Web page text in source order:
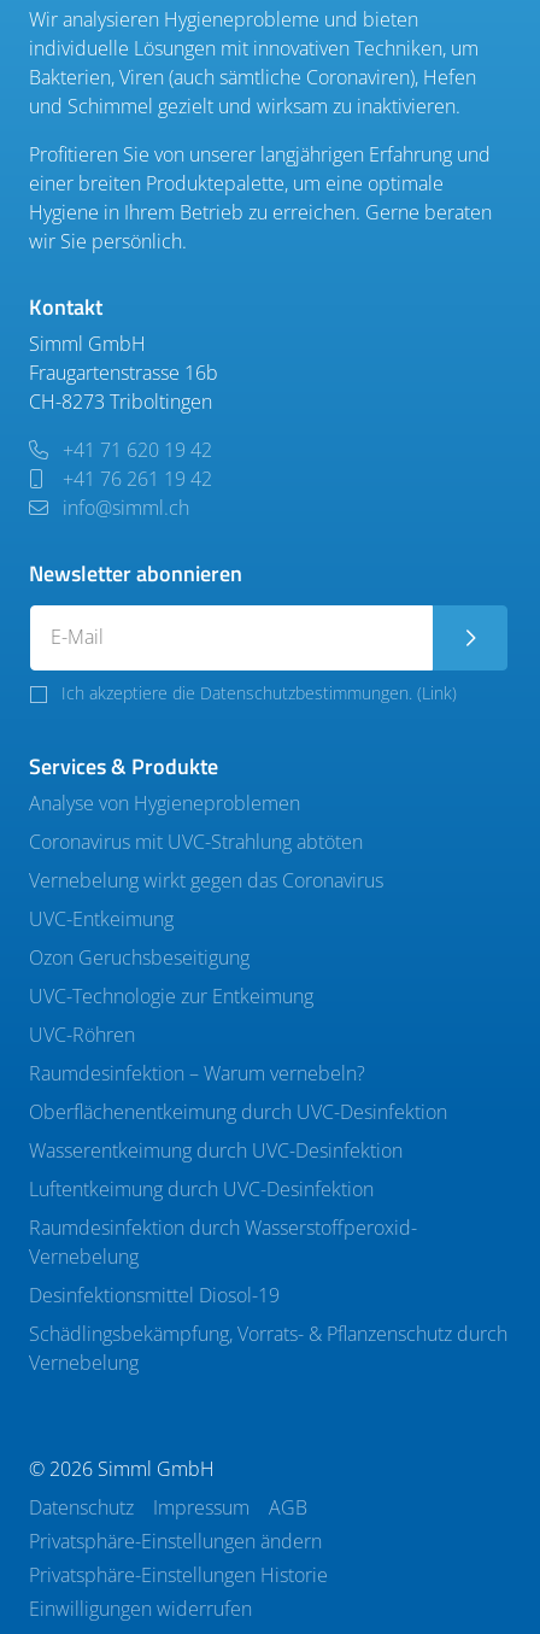
Wir analysieren Hygieneprobleme und bieten
individuelle Lösungen mit innovativen Techniken, um
Bakterien, Viren (auch sämtliche Coronaviren), Hefen
und Schimmel gezielt und wirksam zu inaktivieren.
Profitieren Sie von unserer langjährigen Erfahrung und
einer breiten Produktepalette, um eine optimale
Hygiene in Ihrem Betrieb zu erreichen. Gerne beraten
wir Sie persönlich.
Kontakt
Simml GmbH
Fraugartenstrasse 16b
CH-8273 Triboltingen
+41 71 620 19 42
+41 76 261 19 42
info@simml.ch
Newsletter abonnieren
Ich akzeptiere die Datenschutzbestimmungen. (Link)
Services & Produkte
Analyse von Hygieneproblemen
Coronavirus mit UVC-Strahlung abtöten
Vernebelung wirkt gegen das Coronavirus
UVC-Entkeimung
Ozon Geruchsbeseitigung
UVC-Technologie zur Entkeimung
UVC-Röhren
Raumdesinfektion – Warum vernebeln?
Oberflächenentkeimung durch UVC-Desinfektion
Wasserentkeimung durch UVC-Desinfektion
Luftentkeimung durch UVC-Desinfektion
Raumdesinfektion durch Wasserstoffperoxid-
Vernebelung
Desinfektionsmittel Diosol-19
Schädlingsbekämpfung, Vorrats- & Pflanzenschutz durch
Vernebelung
© 2026 Simml GmbH
Datenschutz
Impressum
AGB
Privatsphäre-Einstellungen ändern
Privatsphäre-Einstellungen Historie
Einwilligungen widerrufen